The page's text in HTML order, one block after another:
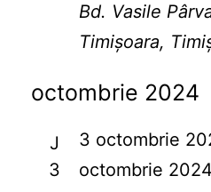
Bd. Vasile
Timișoara,
octombrie 2024
J
3
3 octombrie
octombrie